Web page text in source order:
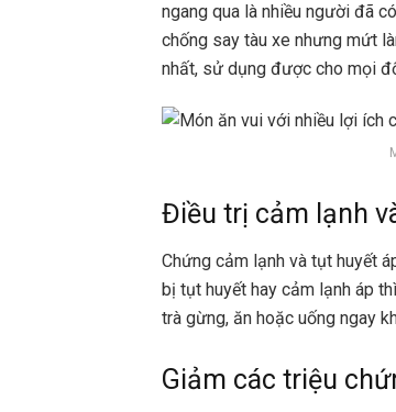
ngang qua là nhiều người đã
chống say tàu xe nhưng mứt
nhất, sử dụng được cho mọi
Điều trị cảm lạnh
Chứng cảm lạnh và tụt huyết
bị tụt huyết hay cảm lạnh áp
trà gừng, ăn hoặc uống ngay
Giảm các triệu